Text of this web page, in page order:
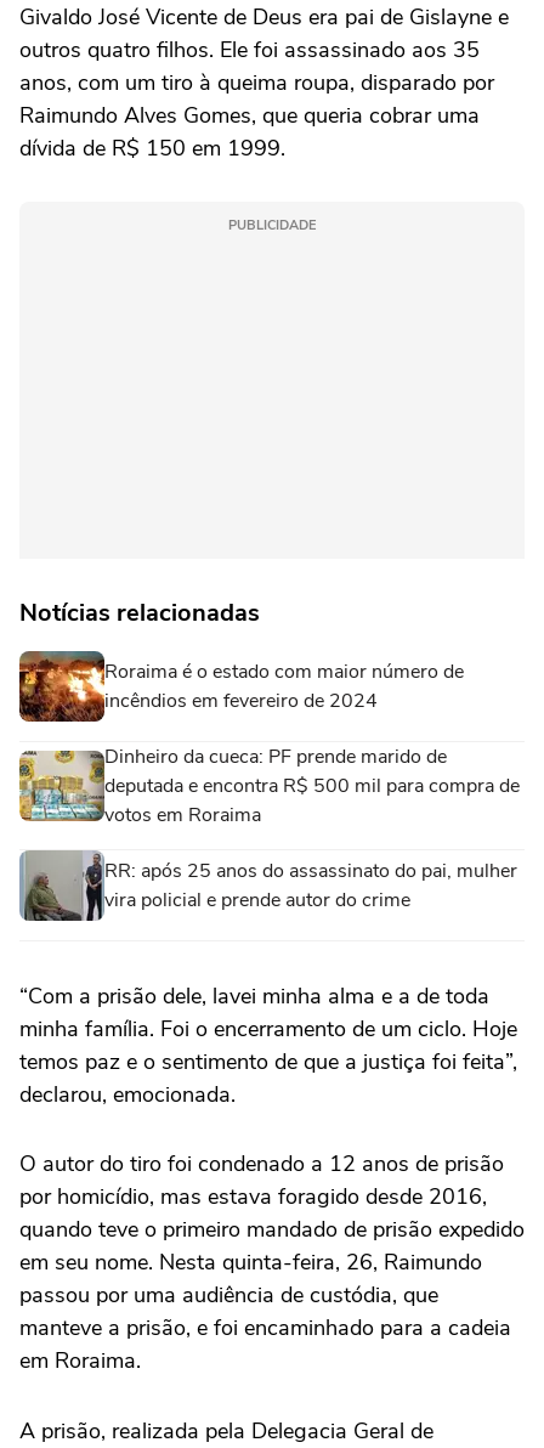
Givaldo José Vicente de Deus era pai de Gislayne e
outros quatro filhos. Ele foi assassinado aos 35
anos, com um tiro à queima roupa, disparado por
Raimundo Alves Gomes, que queria cobrar uma
dívida de R$ 150 em 1999.
PUBLICIDADE
Notícias relacionadas
Roraima é o estado com maior número de
incêndios em fevereiro de 2024
Dinheiro da cueca: PF prende marido de
deputada e encontra R$ 500 mil para compra de
votos em Roraima
RR: após 25 anos do assassinato do pai, mulher
vira policial e prende autor do crime
“Com a prisão dele, lavei minha alma e a de toda
minha família. Foi o encerramento de um ciclo. Hoje
temos paz e o sentimento de que a justiça foi feita”,
declarou, emocionada.
O autor do tiro foi condenado a 12 anos de prisão
por homicídio, mas estava foragido desde 2016,
quando teve o primeiro mandado de prisão expedido
em seu nome. Nesta quinta-feira, 26, Raimundo
passou por uma audiência de custódia, que
manteve a prisão, e foi encaminhado para a cadeia
em Roraima.
A prisão, realizada pela Delegacia Geral de